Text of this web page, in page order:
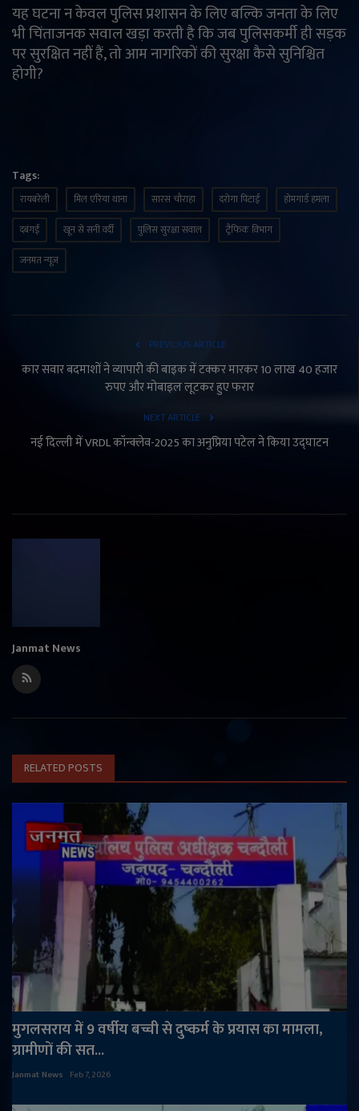
यह घटना न केवल पुलिस प्रशासन के लिए बल्कि जनता के लिए
भी चिंताजनक सवाल खड़ा करती है कि जब पुलिसकर्मी ही सड़क
पर सुरक्षित नहीं हैं, तो आम नागरिकों की सुरक्षा कैसे सुनिश्चित
होगी?
Tags:
रायबरेली मिल एरिया थाना सारस चौराहा दरोगा पिटाई
होमगार्ड हमला
दबंगई
खून से सनी वर्दी पुलिस सुरक्षा सवाल
ट्रैफिक विभाग
जनमत न्यूज
PREVIOUS ARTICLE
कार सवार बदमाशों ने व्यापारी की बाइक में टक्कर मारकर 10 लाख 40 हजार
रुपए और मोबाइल लूटकर हुए फरार
NEXT ARTICLE
नई दिल्ली में VRDL कॉन्क्लेव-2025 का अनुप्रिया पटेल ने किया उद्घाटन
Janmat News
RELATED POSTS
मुगलसराय में 9 वर्षीय बच्ची से दुष्कर्म के प्रयास का मामला,
ग्रामीणों की सत...
Janmat News Feb 7, 2026